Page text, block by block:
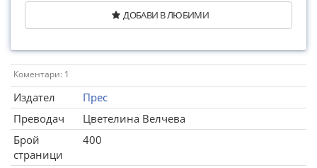
ДОБАВИ В ЛЮБИМИ
Коментари: 1
Издател
Прес
Преводач
Цветелина Велчева
Брой
страници
400